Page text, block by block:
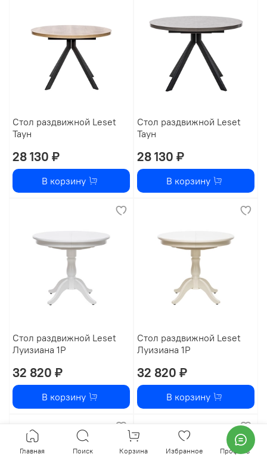
Стол раздвижной Leset
Таун
28 130 ₽
В корзину
Стол раздвижной Leset
Таун
28 130 ₽
В корзину
Стол раздвижной Leset
Луизиана 1Р
32 820 ₽
В корзину
Стол раздвижной Leset
Луизиана 1Р
32 820 ₽
В корзину
Главная Поиск Корзина Избранное Профиль